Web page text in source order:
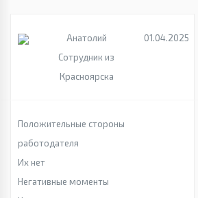
Анатолий
Сотрудник из
Красноярска
01.04.2025
Положительные стороны
работодателя
Их нет
Негативные моменты